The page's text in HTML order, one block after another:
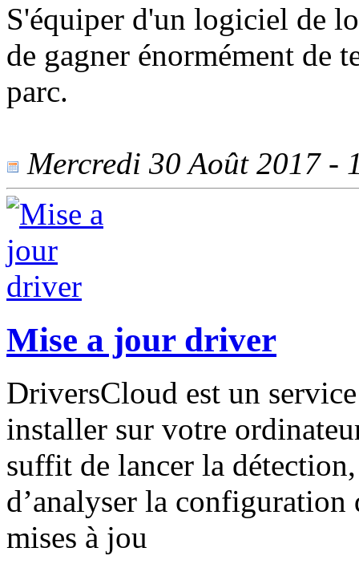
S'équiper d'un logiciel de
de gagner énormément de
parc.
Mercredi 30 Août 2017 -
Mise a jour driver
DriversCloud est un
installer sur votre
suffit de lancer la
d’analyser la
mises à jou